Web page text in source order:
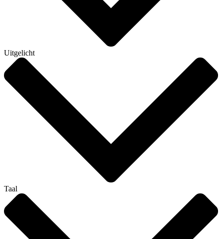
Uitgelicht
Taal